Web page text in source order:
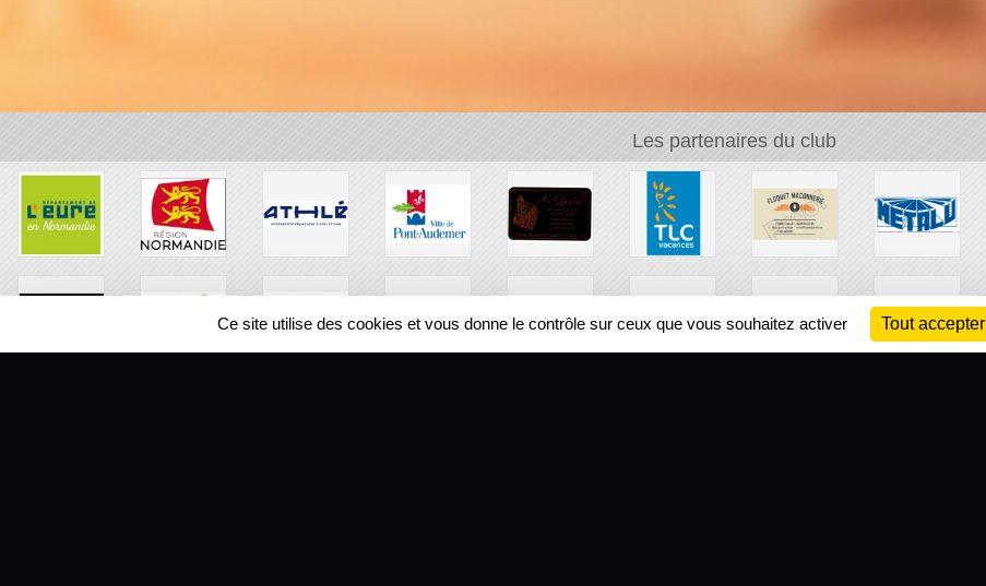
Les partenaires du club
Ce site utilise des cookies et vous donne le contrôle sur ceux que vous souhaitez activer Tout accepter